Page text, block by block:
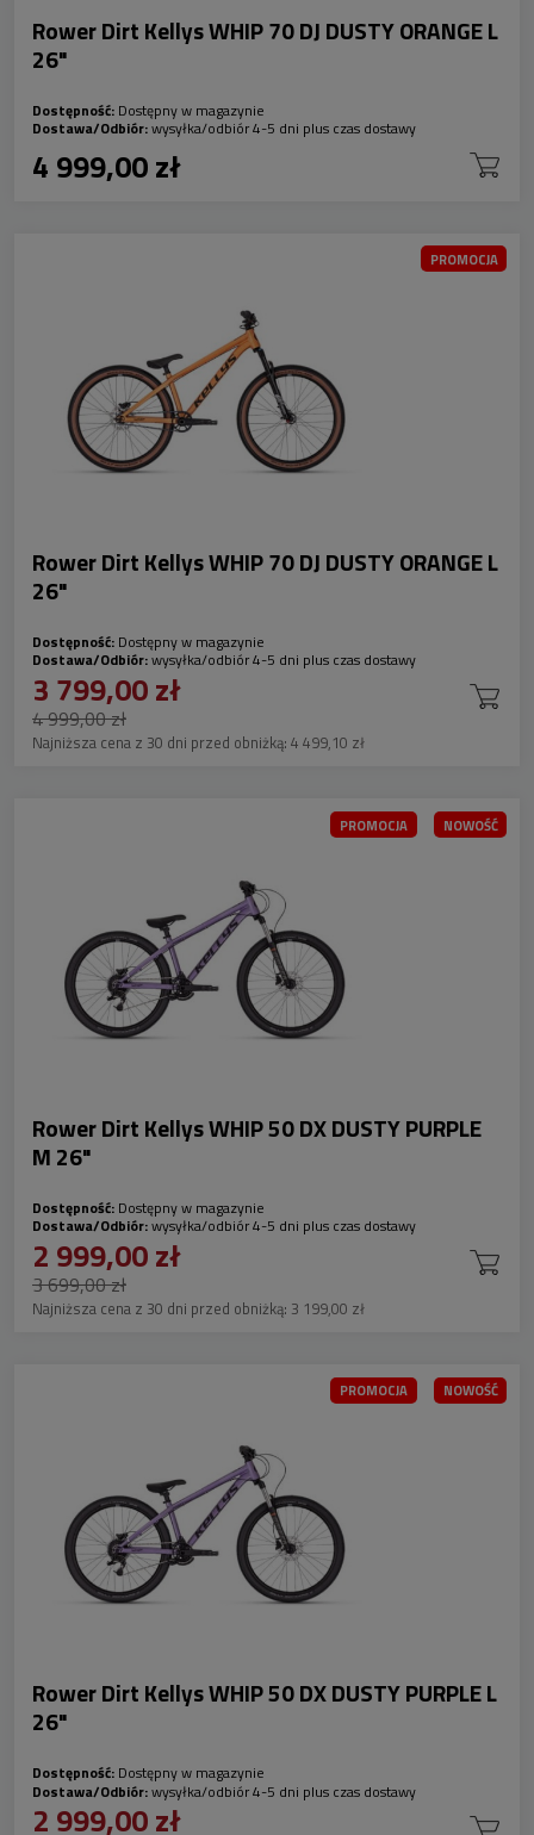
Rower Dirt Kellys WHIP 70 DJ DUSTY ORANGE L
26"
Dostępność: Dostępny w magazynie
Dostawa/Odbiór:wysyłka/odbiór 4-5 dni plus czas dostawy
4 999,00 zł
Rower Dirt Kellys WHIP 70 DJ DUSTY ORANGE L
26"
Dostępność: Dostępny w magazynie
Dostawa/Odbiór:wysyłka/odbiór 4-5 dni plus czas dostawy
3 799,00 zł
4 999,00 zł
Najniższa cena z 30 dni przed obniżką: 4 499,10 zł
PROMOCJA
Rower Dirt Kellys WHIP 50 DX DUSTY PURPLE
M 26"
Dostępność: Dostępny w magazynie
Dostawa/Odbiór:wysyłka/odbiór 4-5 dni plus czas dostawy
2 999,00 zł
3 699,00 zł
Najniższa cena z 30 dni przed obniżką: 3 199,00 zł
PROMOCJA NOWOŚĆ
Rower Dirt Kellys WHIP 50 DX DUSTY PURPLE L
26"
Dostępność: Dostępny w magazynie
Dostawa/Odbiór:wysyłka/odbiór 4-5 dni plus czas dostawy
2 999,00 zł
PROMOCJA NOWOŚĆ